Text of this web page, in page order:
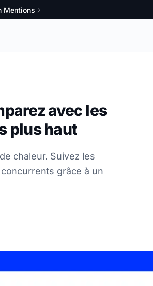
Mentions
avec les
plus haut
chaleur. Suivez les
grâce à un